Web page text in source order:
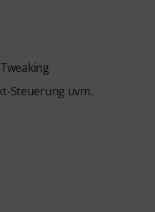
Steuerung uvm.